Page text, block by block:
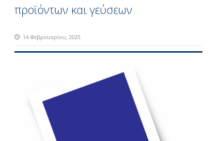
προϊόντων και γεύσεων
14 Φεβρουαρίου, 2025